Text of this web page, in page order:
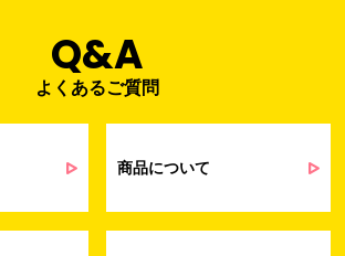
個人情報の利用目的
当社通信販売における受発注業務のため
事業活動における満足度、要望等に関す
せ業務に関するお取引先様との業務連絡や
Q&A
よくあるご質問
商品について